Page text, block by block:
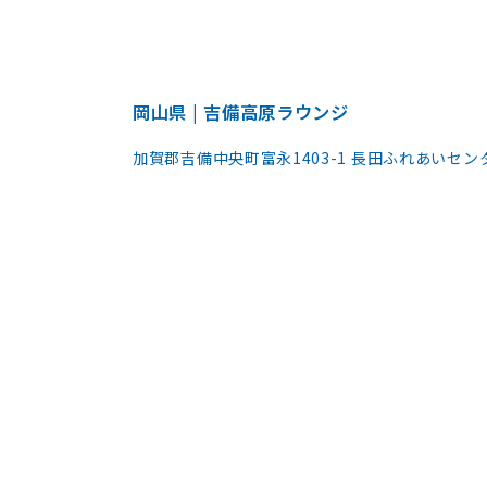
岡山県 | 吉備高原ラウンジ
加賀郡吉備中央町富永1403-1 長田ふれあいセン